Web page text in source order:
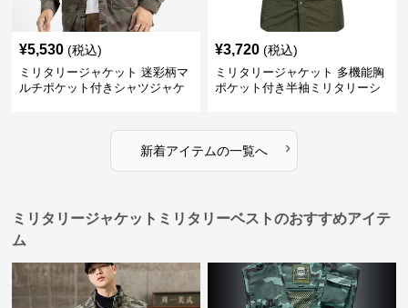
¥5,530 (税込)
ミリタリージャケット 迷彩柄マ
ルチポケット付きシャツジャケ
¥3,720 (税込)
ミリタリージャケット 多機能胸
ポケット付き半袖ミリタリーシ
新着アイテムの一覧へ ›
ミリタリージャケットミリタリーベストのおすすめアイテ
ム